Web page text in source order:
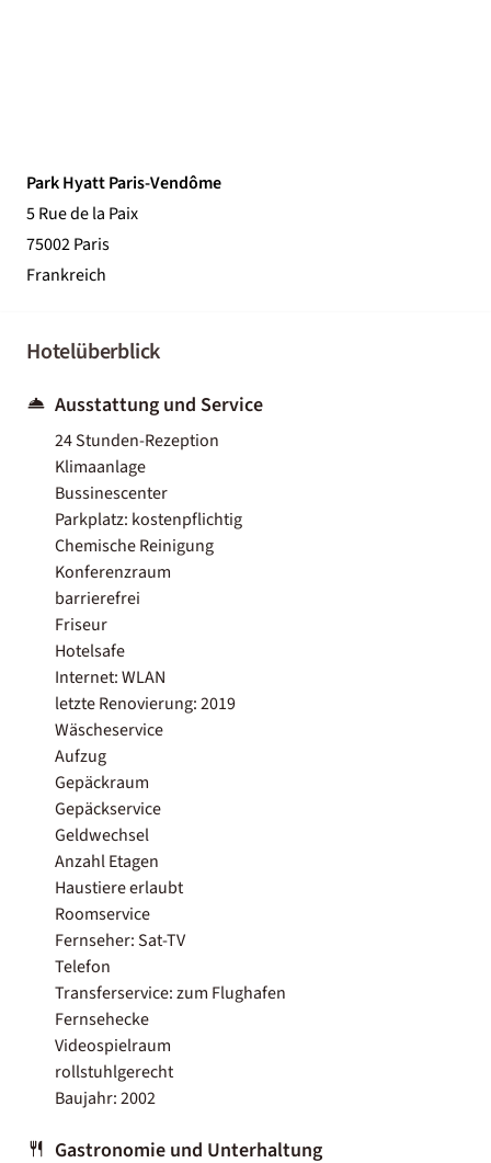
Park Hyatt Paris-Vendôme
5 Rue de la Paix
75002 Paris
Frankreich
Hotelüberblick
Ausstattung und Service
24 Stunden-Rezeption
Klimaanlage
Bussinescenter
Parkplatz: kostenpflichtig
Chemische Reinigung
Konferenzraum
barrierefrei
Friseur
Hotelsafe
Internet: WLAN
letzte Renovierung: 2019
Wäscheservice
Aufzug
Gepäckraum
Gepäckservice
Geldwechsel
Anzahl Etagen
Haustiere erlaubt
Roomservice
Fernseher: Sat-TV
Telefon
Transferservice: zum Flughafen
Fernsehecke
Videospielraum
rollstuhlgerecht
Baujahr: 2002
Gastronomie und Unterhaltung